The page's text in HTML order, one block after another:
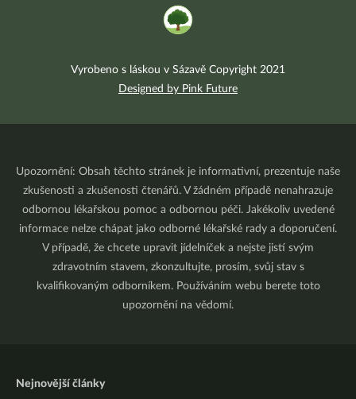
Vyrobeno s láskou v Sázavě Copyright 2021
Designed by Pink Future
Upozornění: Obsah těchto stránek je informativní, prezentuje naše
zkušenosti a zkušenosti čtenářů. V žádném případě nenahrazuje
odbornou lékařskou pomoc a odbornou péči. Jakékoliv uvedené
informace nelze chápat jako odborné lékařské rady a doporučení.
V případě, že chcete upravit jídelníček a nejste jistí svým
zdravotním stavem, zkonzultujte, prosím, svůj stav s
kvalifikovaným odborníkem. Používáním webu berete toto
upozornění na vědomí.
Nejnovější články